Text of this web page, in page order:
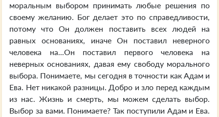
моральным выбором принимать любые решения по
своему желанию. Бог делает это по справедливости,
потому что Он должен поставить всех людей на
равных основаниях, иначе Он поставил неверного
человека на...Он поставил первого человека на
неверных основаниях, давая ему свободу морального
выбора. Понимаете, мы сегодня в точности как Адам и
Ева. Нет никакой разницы. Добро и зло перед каждым
из нас. Жизнь и смерть, мы можем сделать выбор.
Выбор за вами. Понимаете? Так поступили Адам и Ева.